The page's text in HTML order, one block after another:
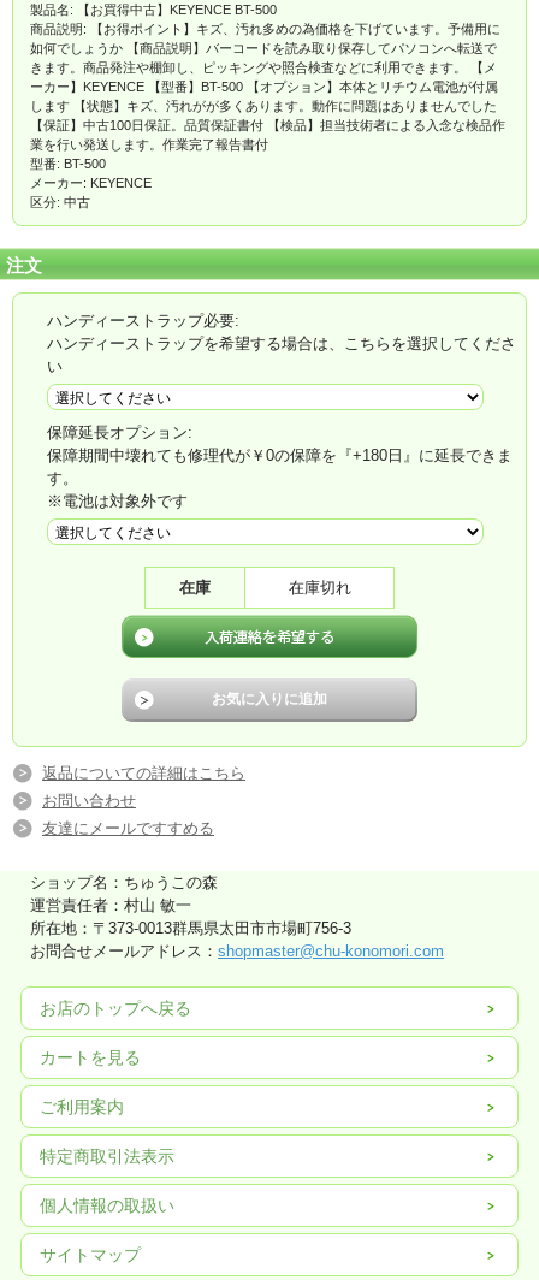
製品名: 【お買得中古】KEYENCE BT-500
商品説明: 【お得ポイント】キズ、汚れ多めの為価格を下げています。予備用に
如何でしょうか 【商品説明】バーコードを読み取り保存してパソコンへ転送で
きます。商品発注や棚卸し、ピッキングや照合検査などに利用できます。 【メ
ーカー】KEYENCE 【型番】BT-500 【オプション】本体とリチウム電池が付属
します 【状態】キズ、汚れがが多くあります。動作に問題はありませんでした
【保証】中古100日保証。品質保証書付 【検品】担当技術者による入念な検品作
業を行い発送します。作業完了報告書付
型番: BT-500
メーカー: KEYENCE
区分: 中古
注文
ハンディーストラップ必要:
ハンディーストラップを希望する場合は、こちらを選択してくださ
い
保障延長オプション:
保障期間中壊れても修理代が￥0の保障を『+180日』に延長できま
す。
※電池は対象外です
在庫 在庫切れ
返品についての詳細はこちら
お問い合わせ
友達にメールですすめる
ショップ名：ちゅうこの森
運営責任者：村山 敏一
所在地：〒373-0013群馬県太田市市場町756-3
お問合せメールアドレス： shopmaster@chu-konomori.com
お店のトップへ戻る
カートを見る
ご利用案内
特定商取引法表示
個人情報の取扱い
サイトマップ